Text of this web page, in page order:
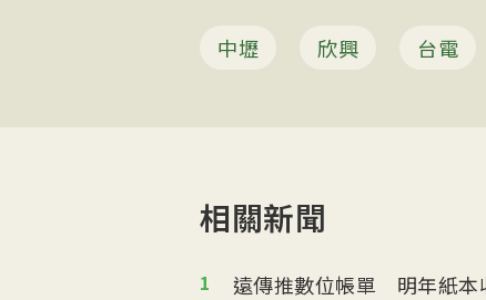
中壢 欣興 台電
相關新聞
1
遠傳推數位帳單 明年紙本